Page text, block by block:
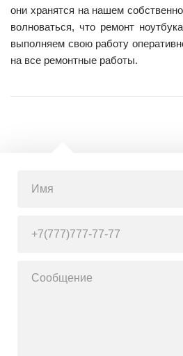
они хранятся на нашем
волноваться, что ремонт
выполняем свою работу
на все ремонтные работы.